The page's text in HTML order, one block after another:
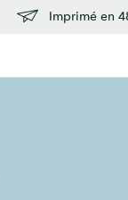
Imprimé en